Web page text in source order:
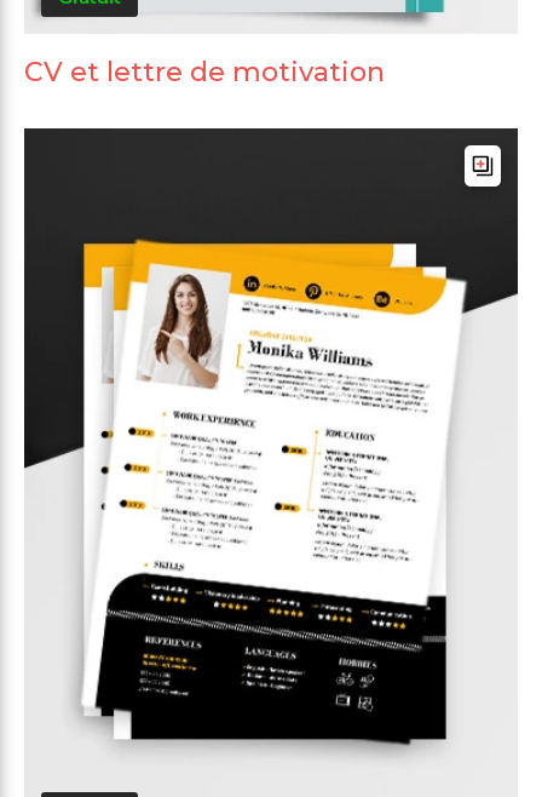
CV et lettre de motivation